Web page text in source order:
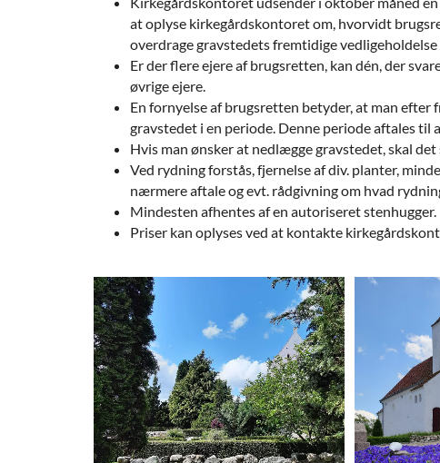
at oplyse kirkegårdskontoret om, hvorvidt
overdrage gravstedets fremtidige
Er der flere ejere af brugsretten, kan dén, der
øvrige ejere.
En fornyelse af brugsretten betyder, at man
gravstedet i en periode. Denne periode aftales til
Hvis man ønsker at nedlægge gravstedet, skal
Ved rydning forstås, fjernelse af div. planter,
nærmere aftale og evt. rådgivning om hvad
Mindesten afhentes af en autoriseret stenhugger.
Priser kan oplyses ved at kontakte